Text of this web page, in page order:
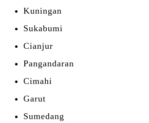
Kuningan
Sukabumi
Cianjur
Pangandaran
Cimahi
Garut
Sumedang